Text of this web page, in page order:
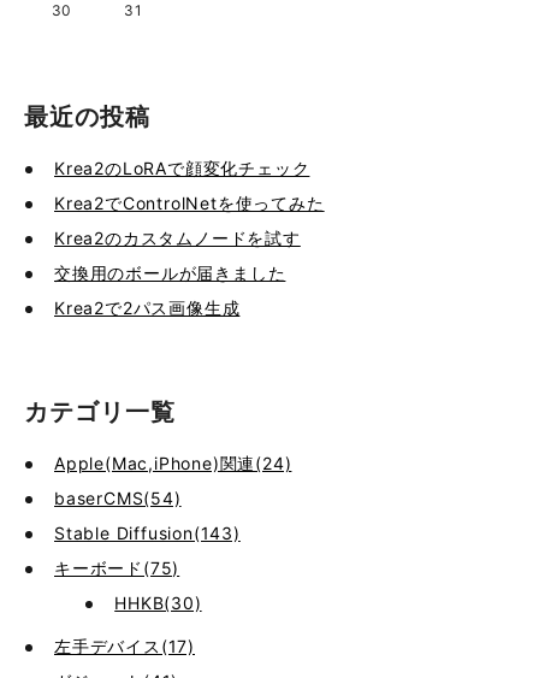
30
31
最近の投稿
Krea2のLoRAで顔変化チェック
Krea2でControlNetを使ってみた
Krea2のカスタムノードを試す
交換用のボールが届きました
Krea2で2パス画像生成
カテゴリ一覧
Apple(Mac,iPhone)関連(24)
baserCMS(54)
Stable Diffusion(143)
キーボード(75)
HHKB(30)
左手デバイス(17)